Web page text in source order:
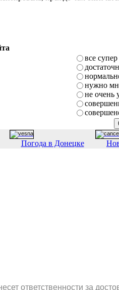
все супер
нужно
не очень
Погода в Донецке
ответственности за